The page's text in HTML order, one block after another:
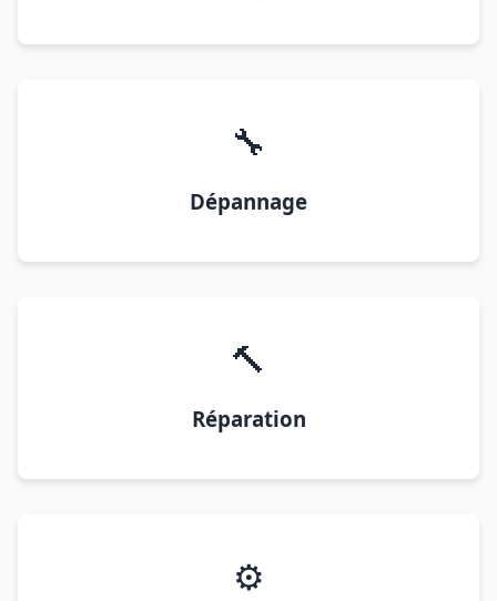
🔧
Dépannage
🔨
Réparation
⚙️